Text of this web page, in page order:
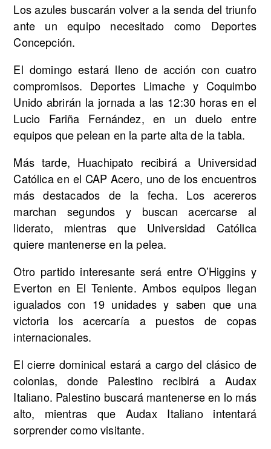
Los azules buscarán volver a la senda del triunfo
ante un equipo necesitado como Deportes
Concepción.
El domingo estará lleno de acción con cuatro
compromisos. Deportes Limache y Coquimbo
Unido abrirán la jornada a las 12:30 horas en el
Lucio Fariña Fernández, en un duelo entre
equipos que pelean en la parte alta de la tabla.
Más tarde, Huachipato recibirá a Universidad
Católica en el CAP Acero, uno de los encuentros
más destacados de la fecha. Los acereros
marchan segundos y buscan acercarse al
liderato, mientras que Universidad Católica
quiere mantenerse en la pelea.
Otro partido interesante será entre O’Higgins y
Everton en El Teniente. Ambos equipos llegan
igualados con 19 unidades y saben que una
victoria los acercaría a puestos de copas
internacionales.
El cierre dominical estará a cargo del clásico de
colonias, donde Palestino recibirá a Audax
Italiano. Palestino buscará mantenerse en lo más
alto, mientras que Audax Italiano intentará
sorprender como visitante.